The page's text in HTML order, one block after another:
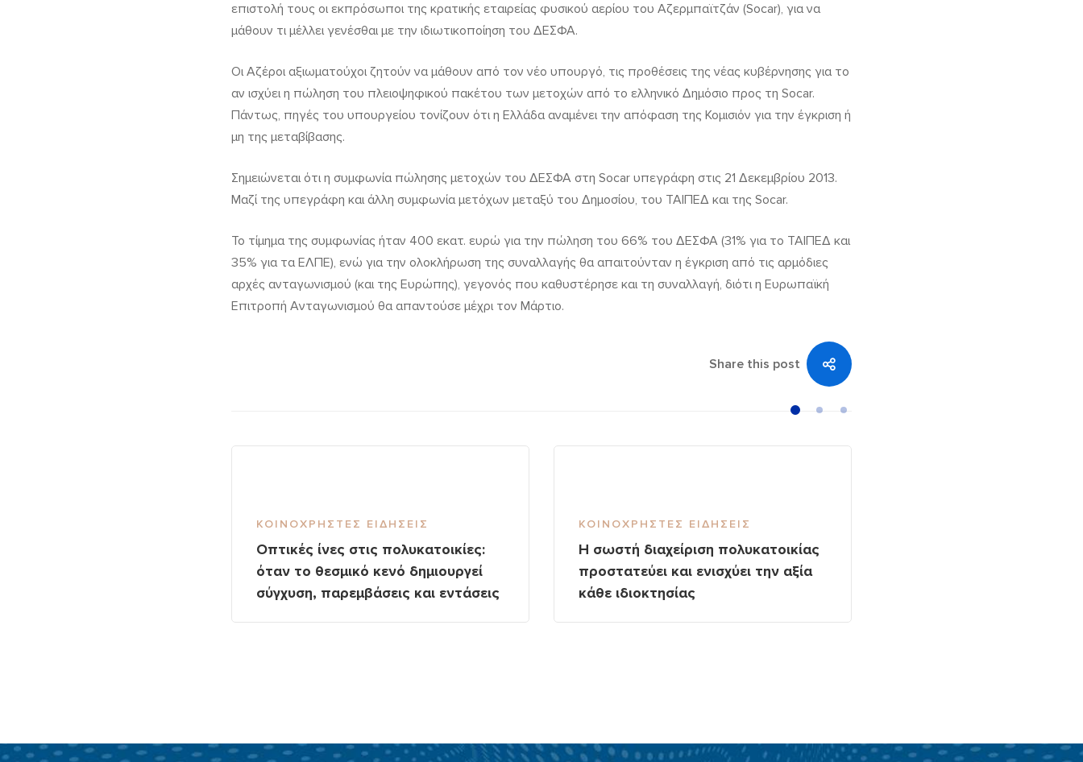
επιστολή τους οι εκπρόσωποι της κρατικής εταιρείας φυσικού αερίου του Αζερμπαϊτζάν (Socar), για να
μάθουν τι μέλλει γενέσθαι με την ιδιωτικοποίηση του ΔΕΣΦΑ.
Οι Αζέροι αξιωματούχοι ζητούν να μάθουν από τον νέο υπουργό, τις προθέσεις της νέας κυβέρνησης για το
αν ισχύει η πώληση του πλειοψηφικού πακέτου των μετοχών από το ελληνικό Δημόσιο προς τη Socar.
Πάντως, πηγές του υπουργείου τονίζουν ότι η Ελλάδα αναμένει την απόφαση της Κομισιόν για την έγκριση ή
μη της μεταβίβασης.
Σημειώνεται ότι η συμφωνία πώλησης μετοχών του ΔΕΣΦΑ στη Socar υπεγράφη στις 21 Δεκεμβρίου 2013.
Μαζί της υπεγράφη και άλλη συμφωνία μετόχων μεταξύ του Δημοσίου, του ΤΑΙΠΕΔ και της Socar.
Το τίμημα της συμφωνίας ήταν 400 εκατ. ευρώ για την πώληση του 66% του ΔΕΣΦΑ (31% για το ΤΑΙΠΕΔ και
35% για τα ΕΛΠΕ), ενώ για την ολοκλήρωση της συναλλαγής θα απαιτούνταν η έγκριση από τις αρμόδιες
αρχές ανταγωνισμού (και της Ευρώπης), γεγονός που καθυστέρησε και τη συναλλαγή, διότι η Ευρωπαϊκή
Επιτροπή Ανταγωνισμού θα απαντούσε μέχρι τον Μάρτιο.
Share this post
ΚΟΙΝΌΧΡΗΣΤΕΣ ΕΙΔΉΣΕΙΣ
Οπτικές ίνες στις πολυκατοικίες:
όταν το θεσμικό κενό δημιουργεί
σύγχυση, παρεμβάσεις και εντάσεις
ΚΟΙΝΌΧΡΗΣΤΕΣ ΕΙΔΉΣΕΙΣ
Η σωστή διαχείριση πολυκατοικίας
προστατεύει και ενισχύει την αξία
κάθε ιδιοκτησίας